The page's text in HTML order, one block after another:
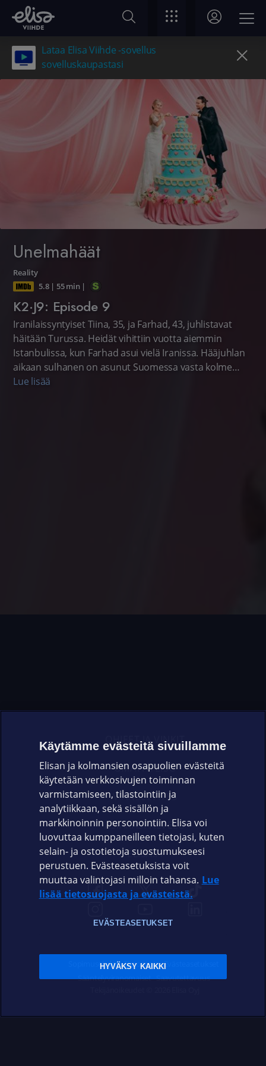
Lataa Elisa Viihde -sovellus
sovelluskaupastasi
Unelmahäät
Reality
5.8| 55 min|
K2·J9: Episode 9
Iranilaissyntyiset Tiina, 35, ja Farhad, 43, juhlistavat
häitään Turussa. Heidät vihittiin vuotta aiemmin
Istanbulissa, kun Farhad asui vielä Iranissa. Hääjuhlan
aikaan sulhanen on asunut Suomessa vasta kolme
kuukautta, joten juhlat symboloivat myös hartaasti
Lue lisää
OHJEET JA VINKIT
OMAYHTEISÖ
VIANSELVITYS
ASIAKASPALVELU
ELISA.FI
Sopimusehdot Tietosuoja Evästeasetukset
Sääntelyviranomaiset Saavutettavuus
Käytämme evästeitä sivuillamme
Elisan ja kolmansien osapuolien evästeitä
käytetään verkkosivujen toiminnan
varmistamiseen, tilastointiin ja
analytiikkaan, sekä sisällön ja
markkinoinnin personointiin. Elisa voi
luovuttaa kumppaneilleen tietojasi, kuten
selain- ja ostotietoja suostumukseesi
perustuen. Evästeasetuksista voit
muuttaa valintojasi milloin tahansa. Lue
lisää tietosuojasta ja evästeistä.
EVÄSTEASETUKSET
HYVÄKSY KAIKKI